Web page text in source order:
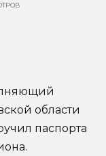
области
паспорта